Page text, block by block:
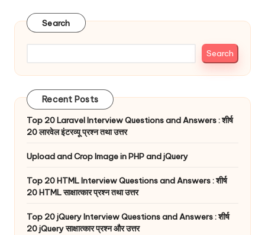
Search
Search
Recent Posts
Top 20 Laravel Interview Questions and Answers : शीर्ष
20 लारवेल इंटरव्यू प्रश्न तथा उत्तर
Upload and Crop Image in PHP and jQuery
Top 20 HTML Interview Questions and Answers : शीर्ष
20 HTML साक्षात्कार प्रश्न तथा उत्तर
Top 20 jQuery Interview Questions and Answers : शीर्ष
20 jQuery साक्षात्कार प्रश्न और उत्तर